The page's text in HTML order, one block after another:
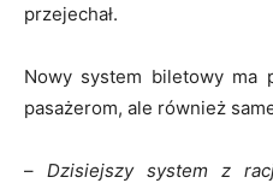
przejechał.
Nowy system biletowy ma
pasażerom, ale również
– Dzisiejszy system z